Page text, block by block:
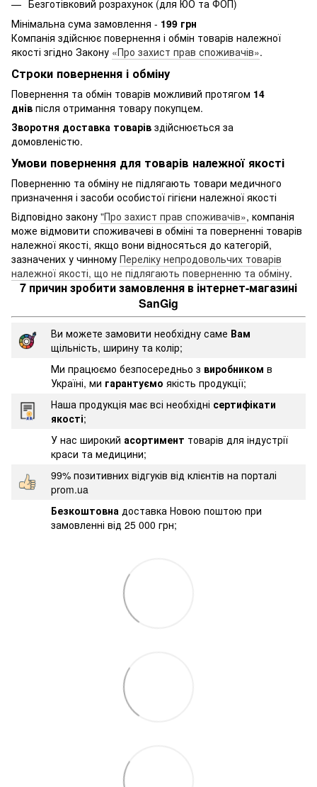
Безготівковий розрахунок (для ЮО та ФОП)
Мінімальна сума замовлення - 199 грн
Компанія здійснює повернення і обмін товарів належної
якості згідно Закону «Про захист прав споживачів».
Строки повернення і обміну
Повернення та обмін товарів можливий протягом 14
днів після отримання товару покупцем.
Зворотня доставка товарів здійснюється за
домовленістю.
Умови повернення для товарів належної якості
Поверненню та обміну не підлягають товари медичного
призначення і засоби особистої гігієни належної якості
Відповідно закону "Про захист прав споживачів», компанія
може відмовити споживачеві в обміні та поверненні товарів
належної якості, якщо вони відносяться до категорій,
зазначених у чинному Переліку непродовольчих товарів
належної якості, що не підлягають поверненню та обміну.
7 причин зробити замовлення в інтернет-магазині
SanGig
Ви можете замовити необхідну саме Вам
щільність, ширину та колір;
Ми працюємо безпосередньо з виробником в
Україні, ми гарантуємо якість продукції;
Наша продукція має всі необхідні сертифікати
якості;
У нас широкий асортимент товарів для індустрії
краси та медицини;
99% позитивних відгуків від клієнтів на порталі
prom.ua
Безкоштовна доставка Новою поштою при
замовленні від 25 000 грн;